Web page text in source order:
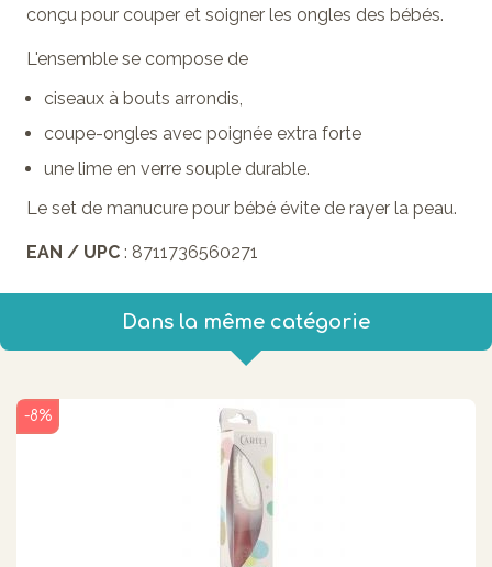
conçu pour couper et soigner les ongles des bébés.
L'ensemble se compose de
ciseaux à bouts arrondis,
coupe-ongles avec poignée extra forte
une lime en verre souple durable.
Le set de manucure pour bébé évite de rayer la peau.
EAN / UPC : 8711736560271
Dans la même catégorie
-8%